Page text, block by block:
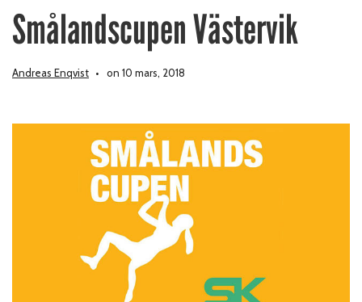
Smålandscupen Västervik
Andreas Enqvist on 10 mars, 2018